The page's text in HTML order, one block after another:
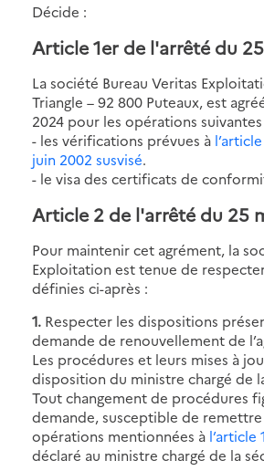
Décide :
Article 1er de l'arrêté du
La société Bureau Veritas
Triangle – 92 800 Puteaux, est
2024 pour les opérations suivantes
- les vérifications prévues à
juin 2002 susvisé.
- le visa des certificats de
Article 2 de l'arrêté du 25
Pour maintenir cet agrément, la
Exploitation est tenue de
définies ci-après :
1. Respecter les dispositions
demande de renouvellement de
Les procédures et leurs mises à
disposition du ministre chargé de
Tout changement de procédures
demande, susceptible de remettre
opérations mentionnées à l’article
déclaré au ministre chargé de la